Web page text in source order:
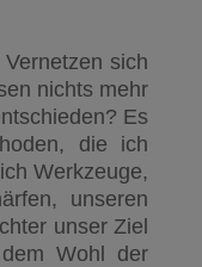
sich
nichts mehr
Es
die ich
Werkzeuge,
unseren
unser Ziel
Wohl der